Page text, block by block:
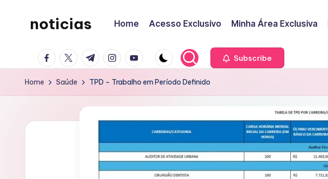
noticias Home Acesso Exclusivo Minha Área Exclusiva
facebook.com
twitter.com
t.me instagram.com
youtube.com Subscribe
Home Saúde TPD – Trabalho em Período Definido